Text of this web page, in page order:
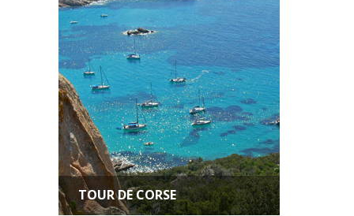
TOUR DE CORSE